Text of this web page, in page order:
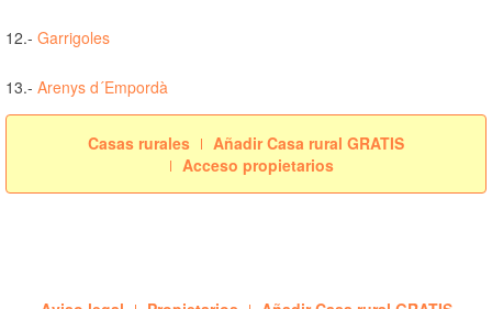
12.- Garrigoles
13.- Arenys d´Empordà
Casas rurales
Añadir Casa rural GRATIS
Acceso propietarios